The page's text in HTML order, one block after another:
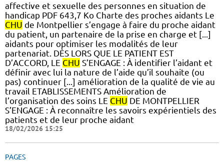
affective et sexuelle des personnes en situation de
handicap PDF 643,7 Ko Charte des proches aidants Le
CHU de Montpellier s’engage à faire du proche aidant
du patient, un partenaire de la prise en charge et [...]
aidants pour optimiser les modalités de leur
partenariat. DÈS LORS QUE LE PATIENT EST
D’ACCORD, LE CHU S’ENGAGE : À identifier l’aidant et
définir avec lui la nature de l’aide qu’il souhaite (ou
pas) continuer [...] amélioration de la qualité de vie au
travail ETABLISSEMENTS Amélioration de
l’organisation des soins LE CHU DE MONTPELLIER
S’ENGAGE : À reconnaître les savoirs expérientiels des
patients et de leur proche aidant
18/02/2026 15:25
PAGES